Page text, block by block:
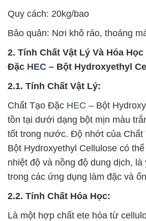
Quy cách: 20kg/bao
Bảo quản: Nơi khô ráo, thoáng
2. Tính Chất Vật Lý Và Hóa
Đặc HEC – Bột Hydroxyethyl
2.1. Tính Chất Vật Lý:
Chất Tạo Đặc HEC – Bột
tồn tại dưới dạng bột mịn màu
tốt trong nước. Độ nhớt của Chất
Bột Hydroxyethyl Cellulose có
nhiệt độ và nồng độ dung dịch, là
trong các ứng dụng làm đặc và
2.2. Tính Chất Hóa Học:
Là một hợp chất ete hóa từ